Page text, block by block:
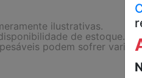
ilustrativas.
de estoque.
podem sofrer